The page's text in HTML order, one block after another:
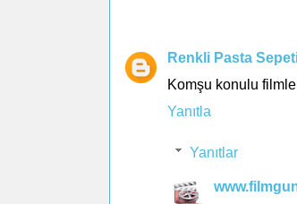
Renkli Pasta
Komşu konulu
Yanıtla
Yanıtlar